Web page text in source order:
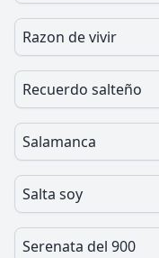
Razon de vivir
Recuerdo salteño
Salamanca
Salta soy
Serenata del 900